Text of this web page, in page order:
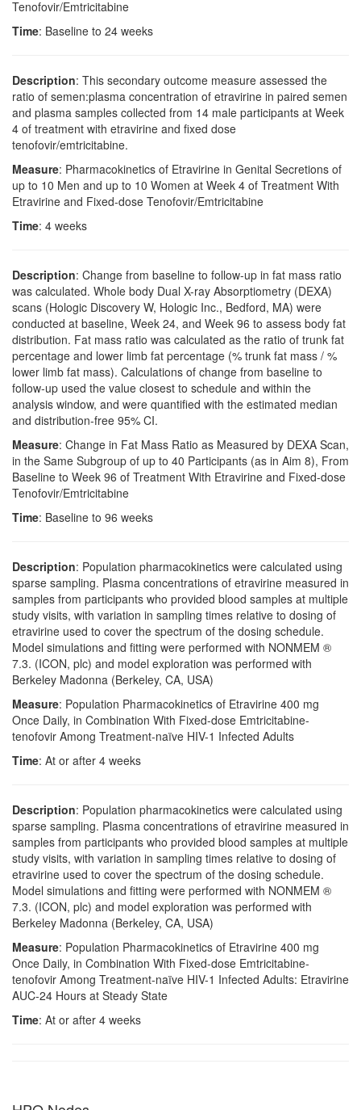
Tenofovir/Emtricitabine
Time: Baseline to 24 weeks
Description: This secondary outcome measure assessed the
ratio of semen:plasma concentration of etravirine in paired semen
and plasma samples collected from 14 male participants at Week
4 of treatment with etravirine and fixed dose
tenofovir/emtricitabine.
Measure: Pharmacokinetics of Etravirine in Genital Secretions of
up to 10 Men and up to 10 Women at Week 4 of Treatment With
Etravirine and Fixed-dose Tenofovir/Emtricitabine
Time: 4 weeks
Description: Change from baseline to follow-up in fat mass ratio
was calculated. Whole body Dual X-ray Absorptiometry (DEXA)
scans (Hologic Discovery W, Hologic Inc., Bedford, MA) were
conducted at baseline, Week 24, and Week 96 to assess body fat
distribution. Fat mass ratio was calculated as the ratio of trunk fat
percentage and lower limb fat percentage (% trunk fat mass / %
lower limb fat mass). Calculations of change from baseline to
follow-up used the value closest to schedule and within the
analysis window, and were quantified with the estimated median
and distribution-free 95% CI.
Measure: Change in Fat Mass Ratio as Measured by DEXA Scan,
in the Same Subgroup of up to 40 Participants (as in Aim 8), From
Baseline to Week 96 of Treatment With Etravirine and Fixed-dose
Tenofovir/Emtricitabine
Time: Baseline to 96 weeks
Description: Population pharmacokinetics were calculated using
sparse sampling. Plasma concentrations of etravirine measured in
samples from participants who provided blood samples at multiple
study visits, with variation in sampling times relative to dosing of
etravirine used to cover the spectrum of the dosing schedule.
Model simulations and fitting were performed with NONMEM ®
7.3. (ICON, plc) and model exploration was performed with
Berkeley Madonna (Berkeley, CA, USA)
Measure: Population Pharmacokinetics of Etravirine 400 mg
Once Daily, in Combination With Fixed-dose Emtricitabine-
tenofovir Among Treatment-naïve HIV-1 Infected Adults
Time: At or after 4 weeks
Description: Population pharmacokinetics were calculated using
sparse sampling. Plasma concentrations of etravirine measured in
samples from participants who provided blood samples at multiple
study visits, with variation in sampling times relative to dosing of
etravirine used to cover the spectrum of the dosing schedule.
Model simulations and fitting were performed with NONMEM ®
7.3. (ICON, plc) and model exploration was performed with
Berkeley Madonna (Berkeley, CA, USA)
Measure: Population Pharmacokinetics of Etravirine 400 mg
Once Daily, in Combination With Fixed-dose Emtricitabine-
tenofovir Among Treatment-naïve HIV-1 Infected Adults: Etravirine
AUC-24 Hours at Steady State
Time: At or after 4 weeks